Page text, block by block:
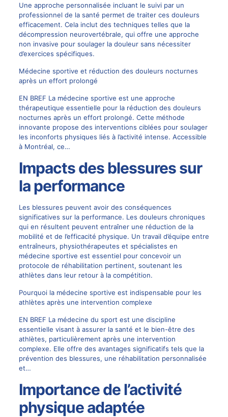
Une approche personnalisée incluant le suivi par un
professionnel de la santé permet de traiter ces douleurs
efficacement. Cela inclut des techniques telles que la
décompression neurovertébrale, qui offre une approche
non invasive pour soulager la douleur sans nécessiter
d’exercices spécifiques.
Médecine sportive et réduction des douleurs nocturnes
après un effort prolongé
EN BREF La médecine sportive est une approche
thérapeutique essentielle pour la réduction des douleurs
nocturnes après un effort prolongé. Cette méthode
innovante propose des interventions ciblées pour soulager
les inconforts physiques liés à l’activité intense. Accessible
à Montréal, ce…
Impacts des blessures sur
la performance
Les blessures peuvent avoir des conséquences
significatives sur la performance. Les douleurs chroniques
qui en résultent peuvent entraîner une réduction de la
mobilité et de l’efficacité physique. Un travail d’équipe entre
entraîneurs, physiothérapeutes et spécialistes en
médecine sportive est essentiel pour concevoir un
protocole de réhabilitation pertinent, soutenant les
athlètes dans leur retour à la compétition.
Pourquoi la médecine sportive est indispensable pour les
athlètes après une intervention complexe
EN BREF La médecine du sport est une discipline
essentielle visant à assurer la santé et le bien-être des
athlètes, particulièrement après une intervention
complexe. Elle offre des avantages significatifs tels que la
prévention des blessures, une réhabilitation personnalisée
et…
Importance de l’activité
physique adaptée